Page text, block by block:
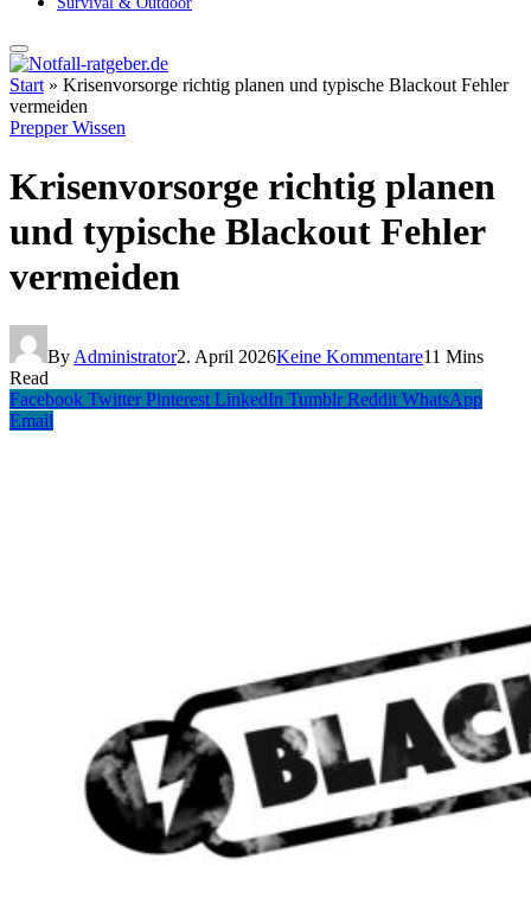
Start » Krisenvorsorge richtig planen und typische Blackout Fehler
vermeiden
Prepper Wissen
Krisenvorsorge richtig planen
und typische Blackout Fehler
vermeiden
By Administrator2. April 2026Keine Kommentare11 Mins
Read
Facebook Twitter Pinterest LinkedIn Tumblr Reddit WhatsApp
Email